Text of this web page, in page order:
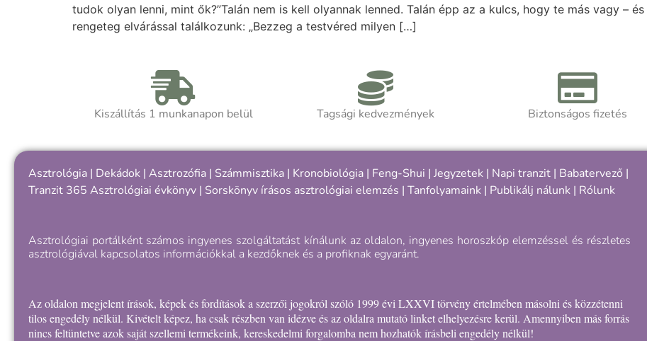
tudok olyan lenni, mint ők?”Talán nem is kell olyannak lenned. Talán épp az a kulcs, hogy te más vagy –
rengeteg elvárással találkozunk: „Bezzeg a testvéred milyen […]
Kiszállítás 1 munkanapon belül Tagsági kedvezmények Biztonságos fizetés
Asztrológia | Dekádok | Asztrozófia | Számmisztika | Kronobiológia | Feng-Shui | Jegyzetek | Napi tranzit | Babatervező |
Tranzit 365 Asztrológiai évkönyv | Sorskönyv írásos asztrológiai elemzés | Tanfolyamaink | Publikálj nálunk | Rólunk
Asztrológiai portálként számos ingyenes szolgáltatást kínálunk az oldalon, ingyenes horoszkóp elemzéssel és részletes
asztrológiával kapcsolatos információkkal a kezdőknek és a profiknak egyaránt.
Az oldalon megjelent írások, képek és fordítások a szerzői jogokról szóló 1999 évi LXXVI törvény értelmében másolni és közzétenni
tilos engedély nélkül. Kivételt képez, ha csak részben van idézve és az oldalra mutató linket elhelyezésre kerül. Amennyiben más forrás
nincs feltüntetve azok saját szellemi termékeink, kereskedelmi forgalomba nem hozhatók írásbeli engedély nélkül!